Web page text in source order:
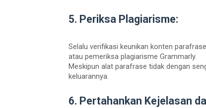
5. Periksa Plagiarisme:
Selalu verifikasi keunikan konten
atau pemeriksa plagiarisme Grammarly.
Meskipun alat parafrase tidak dengan
keluarannya.
6. Pertahankan Kejelasan